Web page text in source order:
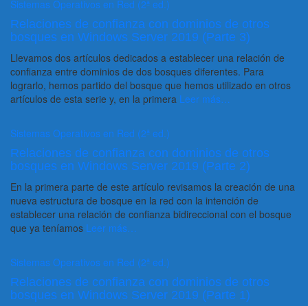
Sistemas Operativos en Red (2ª ed.)
Relaciones de confianza con dominios de otros
bosques en Windows Server 2019 (Parte 3)
Llevamos dos artículos dedicados a establecer una relación de
confianza entre dominios de dos bosques diferentes. Para
lograrlo, hemos partido del bosque que hemos utilizado en otros
artículos de esta serie y, en la primera Leer más…
Sistemas Operativos en Red (2ª ed.)
Relaciones de confianza con dominios de otros
bosques en Windows Server 2019 (Parte 2)
En la primera parte de este artículo revisamos la creación de una
nueva estructura de bosque en la red con la intención de
establecer una relación de confianza bidireccional con el bosque
que ya teníamos Leer más…
Sistemas Operativos en Red (2ª ed.)
Relaciones de confianza con dominios de otros
bosques en Windows Server 2019 (Parte 1)